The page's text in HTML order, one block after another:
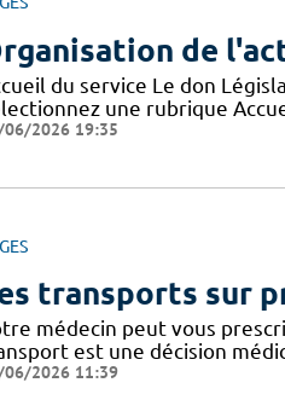
de
du service Le don
une rubrique
06/2026 19:35
transports sur
médecin peut vous
est une décision
06/2026 11:39